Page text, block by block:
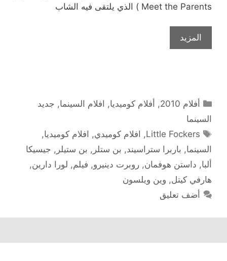
Meet the Parents ) الذي يلتقى فيه الشاب
المزيد
التصنيفات
أفلام 2010 , أفلام كوميديا, افلام السينما, جديد
السينما
الوسوم
Little Fockers
, افلام كوميدي, افلام كوميديا,
السينما, باربرا ستراسيند, بن ستلر , بن ستيلر , جيسيكا
ألبا, داستن هوفمان, روبرت دينيرو, فيلم, لورا دارين,
هارفي كيتل, وين ويلسون
أضف تعليق